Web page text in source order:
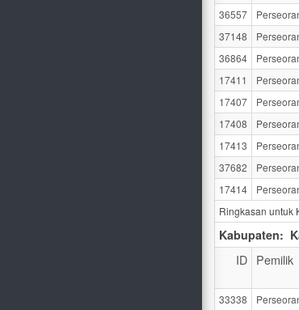
36557
37148
36864
17411
17407
17408
17413
37682
17414
Ringkasan untuk
Kabupaten:
ID Pemilik
33338